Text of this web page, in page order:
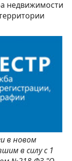
недвижимости
в новом
в силу с 1